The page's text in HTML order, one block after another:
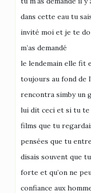
dans cette eau tu
invité moi et je te
m’as demandé
le lendemain elle fit
toujours au fond de
rencontra simby un
lui dit ceci et si tu te
films que tu
pensées que tu
disais souvent que
forte et qu’on ne
confiance aux